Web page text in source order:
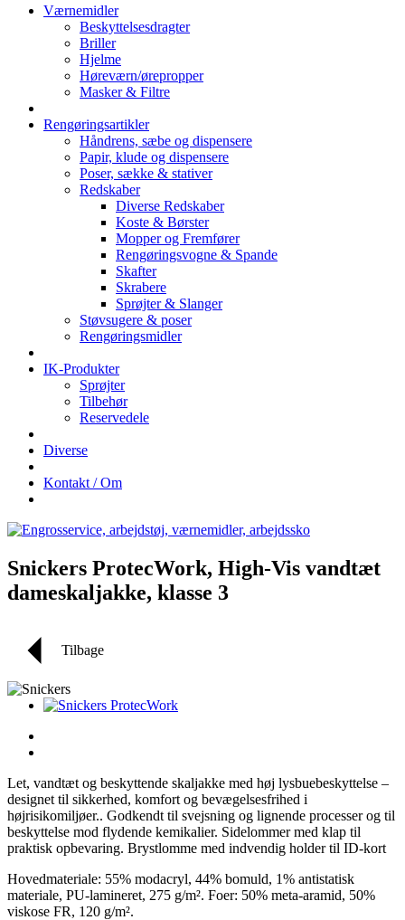
Værnemidler
Beskyttelsesdragter
Briller
Hjelme
Høreværn/ørepropper
Masker & Filtre
Rengøringsartikler
Håndrens, sæbe og dispensere
Papir, klude og dispensere
Poser, sække & stativer
Redskaber
Diverse Redskaber
Koste & Børster
Mopper og Fremfører
Rengøringsvogne & Spande
Skafter
Skrabere
Sprøjter & Slanger
Støvsugere & poser
Rengøringsmidler
IK-Produkter
Sprøjter
Tilbehør
Reservedele
Diverse
Kontakt / Om
Snickers ProtecWork, High-Vis vandtæt
dameskaljakke, klasse 3
Tilbage
Let, vandtæt og beskyttende skaljakke med høj lysbuebeskyttelse –
designet til sikkerhed, komfort og bevægelsesfrihed i
højrisikomiljøer.. Godkendt til svejsning og lignende processer og til
beskyttelse mod flydende kemikalier. Sidelommer med klap til
praktisk opbevaring. Brystlomme med indvendig holder til ID-kort
Hovedmateriale: 55% modacryl, 44% bomuld, 1% antistatisk
materiale, PU-lamineret, 275 g/m². Foer: 50% meta-aramid, 50%
viskose FR, 120 g/m².